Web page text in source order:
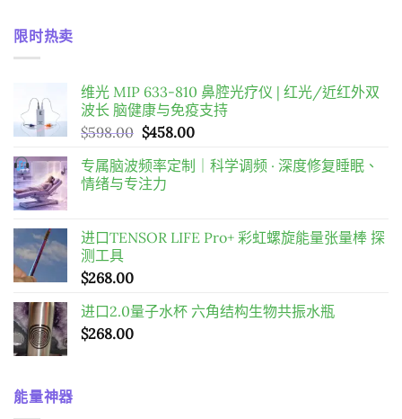
限时热卖
维光 MIP 633-810 鼻腔光疗仪 | 红光/近红外双
波长 脑健康与免疫支持
$598.00 原
價
格：
$458.00目
價
专属脑波频率定制｜科学调频 · 深度修复睡眠、
情绪与专注力
进口TENSOR LIFE Pro+ 彩虹螺旋能量张量棒 探
测工具
$268.00
进口2.0量子水杯 六角结构生物共振水瓶
$268.00
能量神器